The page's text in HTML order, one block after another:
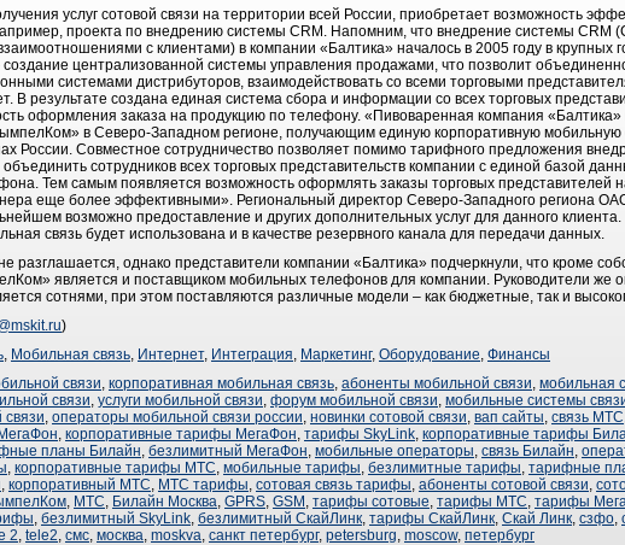
услуг сотовой связи на территории всей России, приобретает возможность
проекта по внедрению системы CRM. Напомним, что внедрение системы CRM
с клиентами) в компании «Балтика» началось в 2005 году в крупных
создание централизованной системы управления продажами, что позволит
системами дистрибуторов, взаимодействовать со всеми торговыми
В результате создана единая система сбора и информации со всех торговых
оформления заказа на продукцию по телефону. «Пивоваренная компания «Балтика»
в Северо-Западном регионе, получающим единую корпоративную мобильную
России. Совместное сотрудничество позволяет помимо тарифного предложения
сотрудников всех торговых представительств компании с единой базой
Тем самым появляется возможность оформлять заказы торговых представителей
еще более эффективными». Региональный директор Северо-Западного региона
возможно предоставление и других дополнительных услуг для данного
связь будет использована и в качестве резервного канала для передачи данных.
разглашается, однако представители компании «Балтика» подчеркнули, что кроме
является и поставщиком мобильных телефонов для компании. Руководители же
сотнями, при этом поставляются различные модели – как бюджетные, так и
)
, Мобильная связь, Интернет, Интеграция, Маркетинг, Оборудование, Финансы
связи, корпоративная мобильная связь, абоненты мобильной связи, мобильная
связи, услуги мобильной связи, форум мобильной связи, мобильные системы
связи, операторы мобильной связи россии, новинки сотовой связи, вап сайты, связь МТС
, корпоративные тарифы МегаФон, тарифы SkyLink, корпоративные тарифы
планы Билайн, безлимитный МегаФон, мобильные операторы, связь Билайн,
, корпоративные тарифы МТС, мобильные тарифы, безлимитные тарифы, тарифные
, корпоративный МТС, МТС тарифы, сотовая связь тарифы, абоненты сотовой связи,
, МТС, Билайн Москва, GPRS, GSM , тарифы сотовые, тарифы МТС, тарифы
, безлимитный SkyLink, безлимитный СкайЛинк, тарифы СкайЛинк, Скай Линк, сзфо,
2, tele2, смс, москва, moskva, санкт петербург, petersburg, moscow, петербург